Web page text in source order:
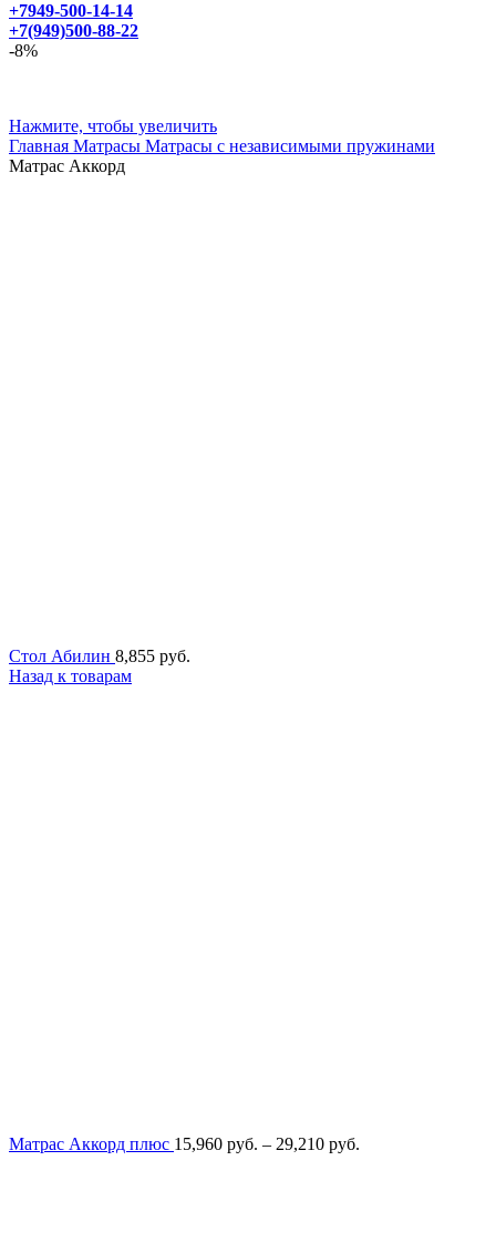
+7949-500-14-14
+7(949)500-88-22
-8%
Нажмите, чтобы увеличить
Главная Матрасы Матрасы с независимыми пружинами
Матрас Аккорд
Стол Абилин 8,855 руб.
Назад к товарам
Матрас Аккорд плюс 15,960 руб. – 29,210 руб.